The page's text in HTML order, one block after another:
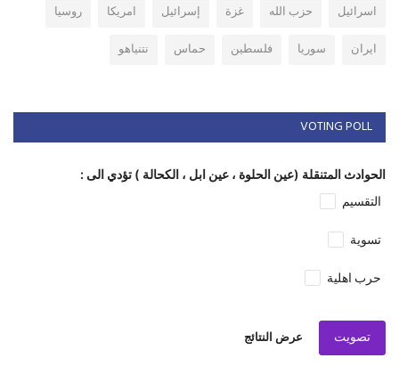
اسرائيل
حزب الله غزة إسرائيل امريكا
روسيا
ايران
سوريا فلسطين حماس نتنياهو
VOTING POLL
الحوادث المتنقلة (عين الحلوة ، عين ابل ، الكحالة ) تؤدي الى :
التقسيم
تسوية
حرب اهلية
تصويت عرض النتائج